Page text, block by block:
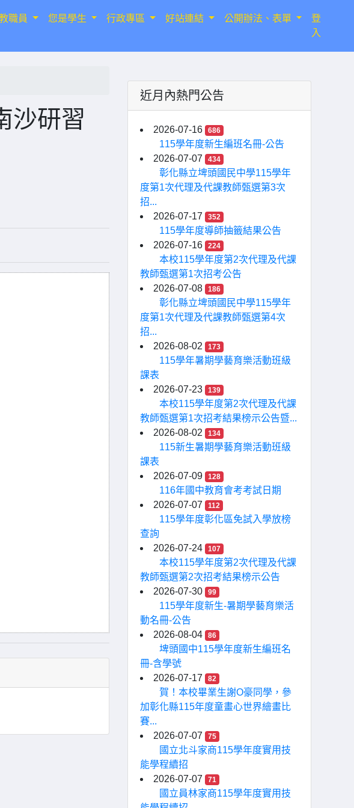
職員 您是學生 行政專區 好站連結 公開辦法、表單
登
入
沙研習
近月內熱門公告
2026-07-16 686
115學年度新生編班名冊-公告
2026-07-07
434
彰化縣立埤頭國民中學115學年
度第1次代理及代課教師甄選第3次
招...
2026-07-17
352
115學年度導師抽籤結果公告
2026-07-16
224
本校115學年度第2次代理及代課
教師甄選第1次招考公告
2026-07-08
186
彰化縣立埤頭國民中學115學年
度第1次代理及代課教師甄選第4次
招...
2026-08-02
173
115學年暑期學藝育樂活動班級
課表
2026-07-23
139
本校115學年度第2次代理及代課
教師甄選第1次招考結果榜示公告暨...
2026-08-02
134
115新生暑期學藝育樂活動班級
課表
2026-07-09
128
116年國中教育會考考試日期
2026-07-07
112
115學年度彰化區免試入學放榜
查詢
2026-07-24
107
本校115學年度第2次代理及代課
教師甄選第2次招考結果榜示公告
2026-07-30
99
115學年度新生-暑期學藝育樂活
動名冊-公告
2026-08-04
86
埤頭國中115學年度新生編班名
冊-含學號
2026-07-17
82
賀！本校畢業生謝O豪同學，參
加彰化縣115年度童畫心世界繪畫比
賽...
2026-07-07
75
國立北斗家商115學年度實用技
能學程續招
2026-07-07
71
國立員林家商115學年度實用技